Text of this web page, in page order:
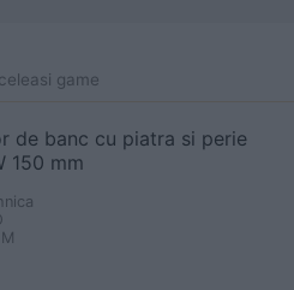
game
de banc cu piatra si perie
150 mm